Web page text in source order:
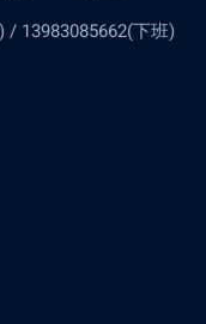
/ 13983085662(下班)